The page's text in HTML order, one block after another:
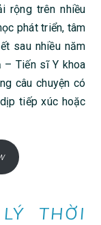
rộng trên nhiều
phát triển, tâm
sau nhiều năm
– Tiến sĩ Y khoa
câu chuyện có
tiếp xúc hoặc
THỜI